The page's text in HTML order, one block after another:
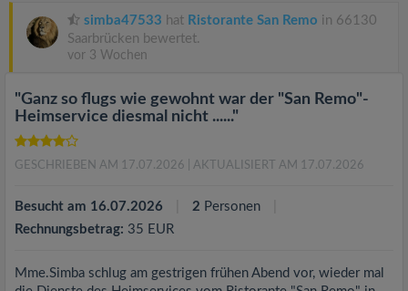
simba47533 hat Ristorante San Remo in 66130
Saarbrücken bewertet.
vor 3 Wochen
"Ganz so flugs wie gewohnt war der "San Remo"-
Heimservice diesmal nicht ......"
GESCHRIEBEN AM 17.07.2026 | AKTUALISIERT AM 17.07.2026
Besucht am 16.07.2026 2 Personen
Rechnungsbetrag: 35 EUR
Mme.Simba schlug am gestrigen frühen Abend vor, wieder mal